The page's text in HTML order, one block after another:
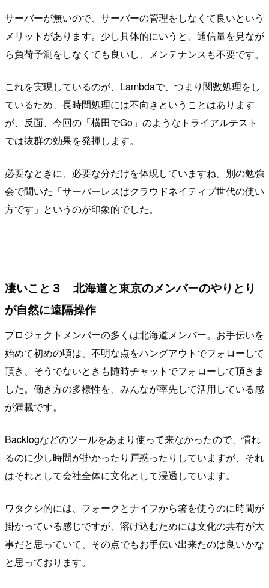
サーバーが無いので、サーバーの管理をしなくて良いという
メリットがあります。少し具体的にいうと、通信量を見なが
ら負荷予測をしなくても良いし、メンテナンスも不要です。
これを実現しているのが、Lambdaで、つまり関数処理をし
ているため、長時間処理には不向きということはあります
が、反面、今回の「横田でGo」のようなトライアルテスト
では抜群の効果を発揮します。
必要なときに、必要な分だけを体現していますね。別の勉強
会で聞いた「サーバーレスはクラウドネイティブ世代の使い
方です」というのが印象的でした。
凄いこと３ 北海道と東京のメンバーのやりとり
が自然に遠隔操作
プロジェクトメンバーの多くは北海道メンバー。お手伝いを
始めて初めの頃は、不明な点をハングアウトでフォローして
頂き、そうでないときも随時チャットでフォローして頂きま
した。働き方の多様性を、みんなが率先して活用している感
が満載です。
Backlogなどのツールをあまり使って来なかったので、慣れ
るのに少し時間が掛かったり戸惑ったりしていますが、それ
はそれとして会社全体に文化として浸透しています。
ワタクシ的には、フォークとナイフから箸を使うのに時間が
掛かっている感じですが、溶け込むためには文化の共有が大
事だと思っていて、その点でもお手伝い出来たのは良いかな
と思っております。